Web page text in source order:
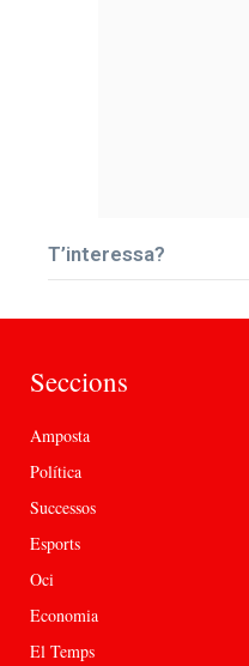
T’interessa?
Seccions
Amposta
Política
Successos
Esports
Oci
Economia
El Temps